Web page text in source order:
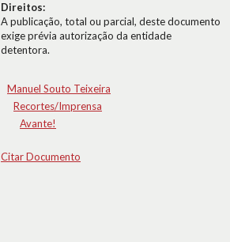
Direitos:
A publicação, total ou parcial, deste documento
exige prévia autorização da entidade
detentora.
Manuel Souto Teixeira
Recortes/Imprensa
Avante!
Citar Documento